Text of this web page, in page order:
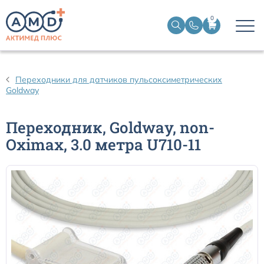
0
Переходники для датчиков пульсоксиметрических
Goldway
Переходник, Goldway, non-
Oximax, 3.0 метра U710-11
Датчики ЭЭГ BIS
Кабели пациента ЭКГ
Датчики температурные медицинские к мониторам
Кабели для кардиографов
Датчики кислорода для ИВЛ